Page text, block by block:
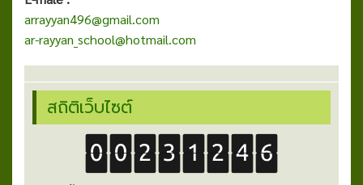
arrayyan496@gmail.com
ar-rayyan_school@hotmail.com
สถิติเว็บไซต์